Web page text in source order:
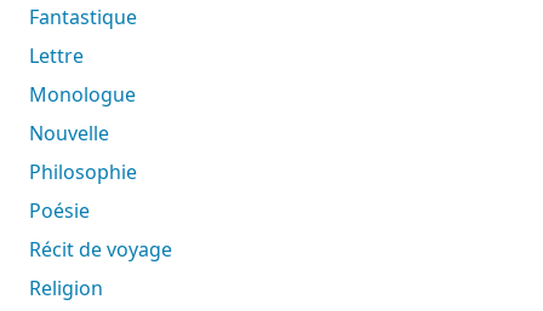
Fantastique
Lettre
Monologue
Nouvelle
Philosophie
Poésie
Récit de voyage
Religion